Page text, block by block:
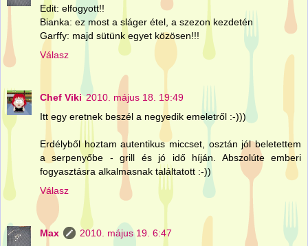
Edit: elfogyott!!
Bianka: ez most a sláger étel, a szezon kezdetén
Garffy: majd sütünk egyet közösen!!!
Válasz
Chef Viki 2010. május 18. 19:49
Itt egy eretnek beszél a negyedik emeletről :-)))
Erdélyből hoztam autentikus miccset, osztán jól beletettem
a serpenyőbe - grill és jó idő híján. Abszolúte emberi
fogyasztásra alkalmasnak találtatott :-))
Válasz
Max
2010. május 19. 6:47